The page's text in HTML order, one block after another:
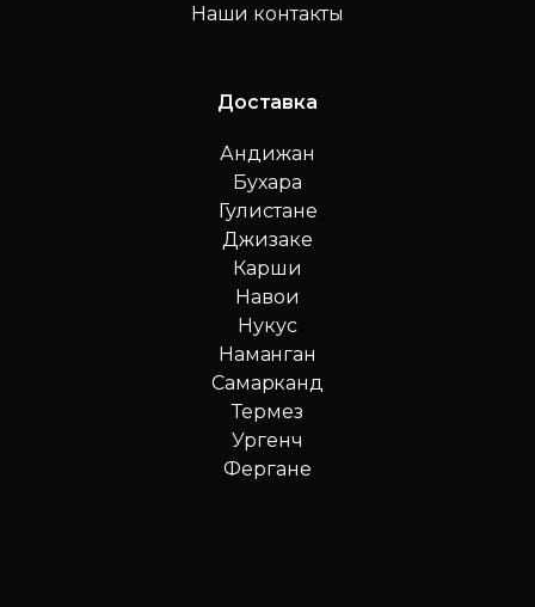
Наши контакты
Доставка
Андижан
Бухара
Гулистане
Джизаке
Карши
Навои
Нукус
Наманган
Самарканд
Термез
Ургенч
Фергане